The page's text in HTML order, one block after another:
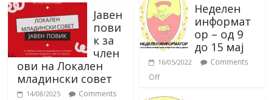
Јавен
пови
к за
член
ови на Локален
младински совет
14/08/2025
Comments
Неделен
информат
ор – од 9
до 15 мај
16/05/2022
Comments
Off